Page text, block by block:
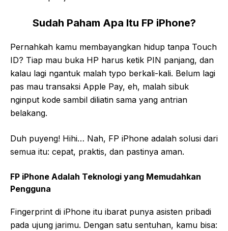
Sudah Paham Apa Itu FP iPhone?
Pernahkah kamu membayangkan hidup tanpa Touch
ID? Tiap mau buka HP harus ketik PIN panjang, dan
kalau lagi ngantuk malah typo berkali-kali. Belum lagi
pas mau transaksi Apple Pay, eh, malah sibuk
nginput kode sambil diliatin sama yang antrian
belakang.
Duh puyeng! Hihi… Nah, FP iPhone adalah solusi dari
semua itu: cepat, praktis, dan pastinya aman.
FP iPhone Adalah Teknologi yang Memudahkan
Pengguna
Fingerprint di iPhone itu ibarat punya asisten pribadi
pada ujung jarimu. Dengan satu sentuhan, kamu bisa: